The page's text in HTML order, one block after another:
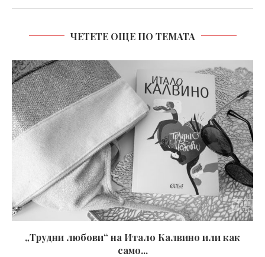
ЧЕТЕТЕ ОЩЕ ПО ТЕМАТА
„Трудни любови“ на Итало Калвино или как
само...